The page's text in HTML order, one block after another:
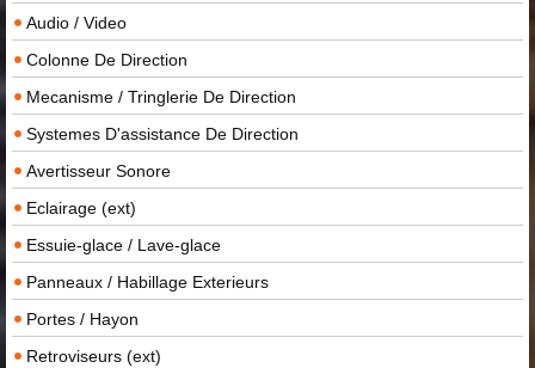
Audio / Video
Colonne De Direction
Mecanisme / Tringlerie De Direction
Systemes D'assistance De Direction
Avertisseur Sonore
Eclairage (ext)
Essuie-glace / Lave-glace
Panneaux / Habillage Exterieurs
Portes / Hayon
Retroviseurs (ext)